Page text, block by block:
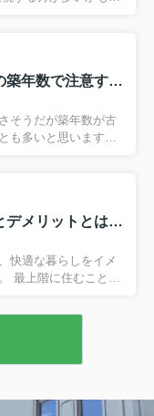
・仲介手数料につい
は、賃貸物件を借り
主が家賃を滞納して
しまったりすると敷
なく、部屋をきれい
築年数の基準って何年？賃貸物件の築年数で注意すべきポイントとは
そうだが築年数が古
も多いと思います。
以上」の物件を、築
や新築のように見え
賃が安い傾向にあ
合も多いです。 その
は向いているといえ
賃貸物件の最上階に住むメリットとデメリットとは？暑さ対策も解説！
快適な暮らしをイメ
最上階に住むことは
に住むメリットとデ
は 最上階に住む最大
とでしょう。 周辺の
良く、風通しも良い